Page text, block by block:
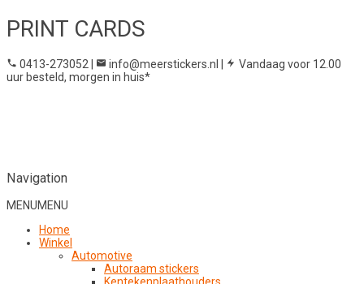
PRINT CARDS
0413-273052 | info@meerstickers.nl |
Vandaag voor 12.00
uur besteld, morgen in huis*
Navigation
MENUMENU
Home
Winkel
Automotive
Autoraam stickers